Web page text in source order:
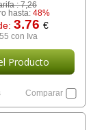
:7,26
hasta: 48%
3.76€
con Iva
Producto
Comparar